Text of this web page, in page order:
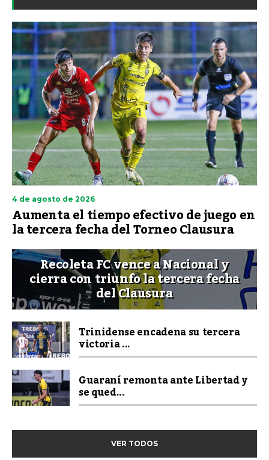
4 de agosto de 2026
Aumenta el tiempo efectivo de juego en
la tercera fecha del Torneo Clausura
Recoleta FC vence a Nacional y
cierra con triunfo la tercera fecha
del Clausura
Trinidense encadena su tercera
victoria ...
Guaraní remonta ante Libertad y
se qued...
VER TODOS